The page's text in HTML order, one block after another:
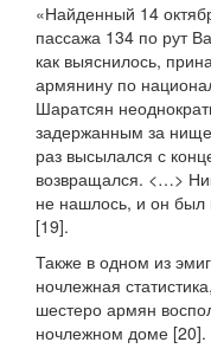
«Найденный 14
пассажа 134 по рут
как выяснилось,
армянину по
Шаратсян
задержанным за
раз высылался с
возвращался. <…>
не нашлось, и он был
[19].
Также в одном из
ночлежная
шестеро армян
ночлежном доме [20].